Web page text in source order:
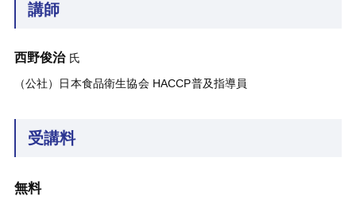
講師
西野俊治氏
（公社）日本食品衛生協会 HACCP普及指導員
受講料
無料